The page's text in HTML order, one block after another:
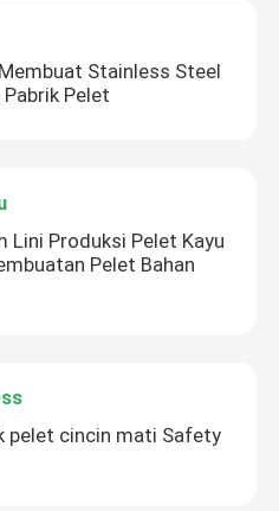
Stainless Steel
Pelet
Produksi Pelet Kayu
Pelet Bahan
pelet cincin mati Safety